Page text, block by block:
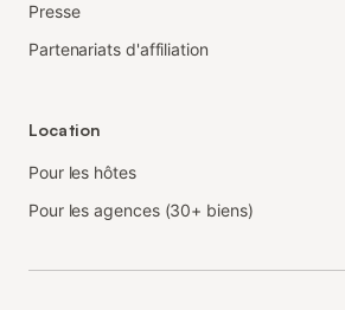
Presse
Partenariats d'affiliation
Location
Pour les hôtes
Pour les agences (30+ biens)